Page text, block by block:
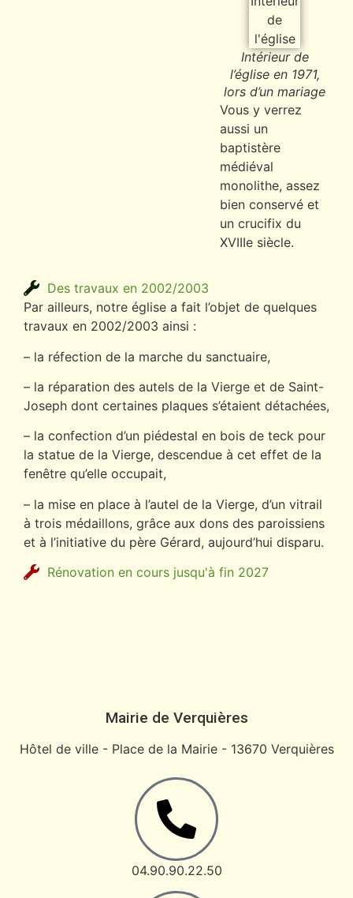
Intérieur de
l’église en 1971,
lors d’un mariage
Vous y verrez
aussi un
baptistère
médiéval
monolithe, assez
bien conservé et
un crucifix du
XVIIIe siècle.
Des travaux en 2002/2003
Par ailleurs, notre église a fait l’objet de quelques
travaux en 2002/2003 ainsi :
– la réfection de la marche du sanctuaire,
– la réparation des autels de la Vierge et de Saint-
Joseph dont certaines plaques s’étaient détachées,
– la confection d’un piédestal en bois de teck pour
la statue de la Vierge, descendue à cet effet de la
fenêtre qu’elle occupait,
– la mise en place à l’autel de la Vierge, d’un vitrail
à trois médaillons, grâce aux dons des paroissiens
et à l’initiative du père Gérard, aujourd’hui disparu.
Rénovation en cours jusqu'à fin 2027
Mairie de Verquières
Hôtel de ville - Place de la Mairie - 13670 Verquières
04.90.90.22.50